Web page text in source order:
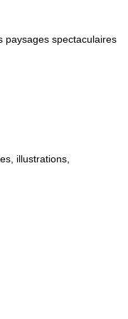
paysages spectaculaires
illustrations,